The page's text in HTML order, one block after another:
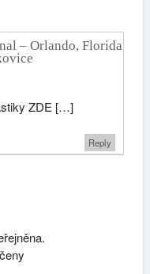
– Orlando, Florida
ZDE […]
Reply